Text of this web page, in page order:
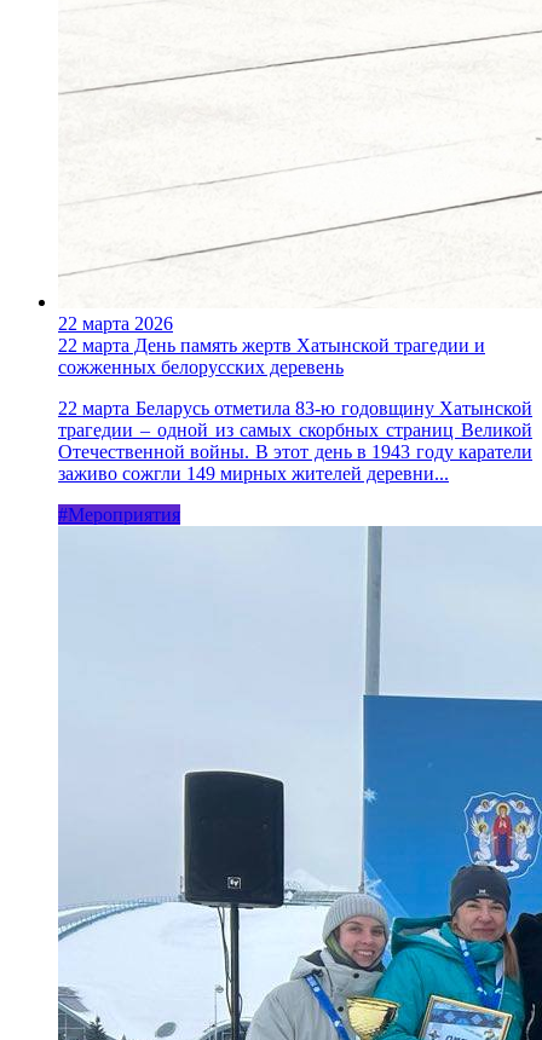
22 марта 2026
22 марта День память жертв Хатынской трагедии и
сожженных белорусских деревень
22 марта Беларусь отметила 83-ю годовщину Хатынской
трагедии – одной из самых скорбных страниц Великой
Отечественной войны. В этот день в 1943 году каратели
заживо сожгли 149 мирных жителей деревни...
#Мероприятия